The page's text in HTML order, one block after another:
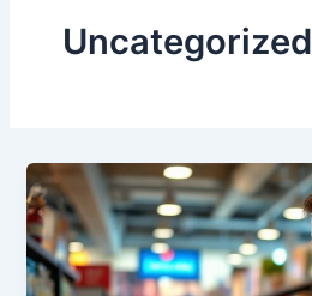
Uncategorized